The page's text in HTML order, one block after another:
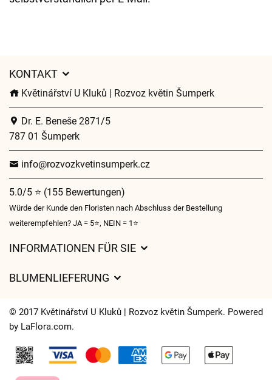
KONTAKT
Květinářství U Kluků | Rozvoz květin Šumperk
Dr. E. Beneše 2871/5
787 01 Šumperk
info@rozvozkvetinsumperk.cz
5.0/5 ⭐ (155 Bewertungen)
Würde der Kunde den Floristen nach Abschluss der Bestellung
weiterempfehlen? JA = 5⭐, NEIN = 1⭐
INFORMATIONEN FÜR SIE
Lieferzeiten für Blumen – Übersicht der Möglichkeiten
BLUMENLIEFERUNG
Wohin wir Blumen liefern
Kontakt
© 2017 Květinářství U Kluků | Rozvoz květin Šumperk. Powered
by LaFlora.com.